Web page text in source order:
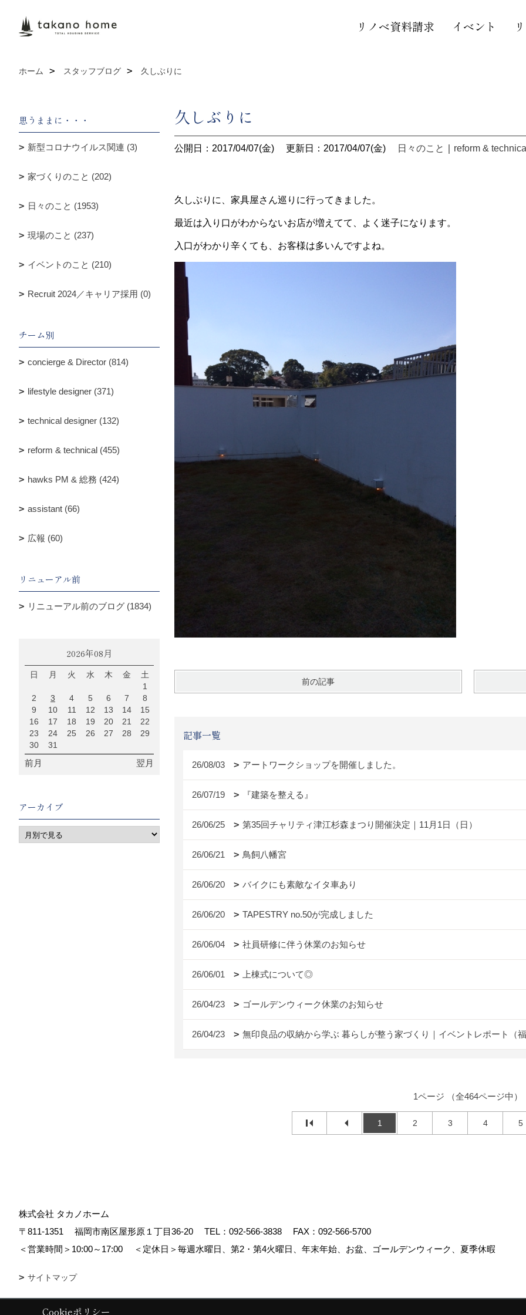
リノベ資料請求 イベント
ホーム スタッフブログ 久しぶりに
久しぶりに
公開日：2017/04/07(金) 更新日：2017/04/07(金) 日々のこと reform &
久しぶりに、家具屋さん巡りに行ってきました。
最近は入り口がわからないお店が増えてて、よく迷子になります。
入口がわかり辛くても、お客様は多いんですよね。
前の記事
記事一覧
26/08/03 アートワークショップを開催しました。
26/07/19 『建築を整える』
26/06/25 第35回チャリティ津江杉森まつり開催決定｜11月1日（日）
26/06/21 鳥飼八幡宮
26/06/20 バイクにも素敵なイタ車あり
26/06/20 TAPESTRY no.50が完成しました
26/06/04 社員研修に伴う休業のお知らせ
26/06/01 上棟式について◎
26/04/23 ゴールデンウィーク休業のお知らせ
26/04/23 無印良品の収納から学ぶ 暮らしが整う家づくり｜イベントレポート（
1ページ （全464ページ中）
1 2 3 4 5
思うままに・・・
新型コロナウイルス関連 (3)
家づくりのこと (202)
日々のこと (1953)
現場のこと (237)
イベントのこと (210)
Recruit 2024／キャリア採用 (0)
チーム別
concierge & Director (814)
lifestyle designer (371)
technical designer (132)
reform & technical (455)
hawks PM & 総務 (424)
assistant (66)
広報 (60)
リニューアル前
リニューアル前のブログ (1834)
2026年08月
日 月 火 水 木 金
土
1
2
3 4 5 6 7
8
9
10 11 12 13 14
15
16
17 18 19 20 21
22
23
24 25 26 27 28
29
30
31
前月 翌月
アーカイブ
株式会社 タカノホーム
〒811-1351
福岡市南区屋形原１丁目36-20 TEL： 092-566-3838
FAX：092-566-5700
＜営業時間＞10:00～17:00
＜定休日＞毎週水曜日、第2・第4火曜日、年末年始、お盆、ゴールデンウィーク、夏季休暇
サイトマップ
Copyright (c) TAKANO CONSTRUCTION CO.,LTD. All Rights Reserved.
Cookieポリシー